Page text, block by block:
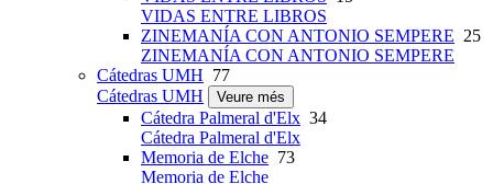
VIDAS ENTRE LIBROS
ZINEMANÍA CON ANTONIO SEMPERE 25
ZINEMANÍA CON ANTONIO SEMPERE
Cátedras UMH 77
Cátedras UMH
Veure més
Cátedra Palmeral d'Elx 34
Cátedra Palmeral d'Elx
Memoria de Elche 73
Memoria de Elche